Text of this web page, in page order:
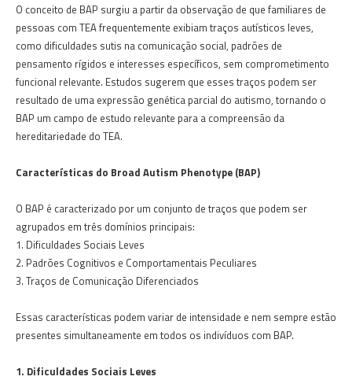
O conceito de BAP surgiu a partir da observação de que familiares de
pessoas com TEA frequentemente exibiam traços autísticos leves,
como dificuldades sutis na comunicação social, padrões de
pensamento rígidos e interesses específicos, sem comprometimento
funcional relevante. Estudos sugerem que esses traços podem ser
resultado de uma expressão genética parcial do autismo, tornando o
BAP um campo de estudo relevante para a compreensão da
hereditariedade do TEA.
Características do Broad Autism Phenotype (BAP)
O BAP é caracterizado por um conjunto de traços que podem ser
agrupados em três domínios principais:
1. Dificuldades Sociais Leves
2. Padrões Cognitivos e Comportamentais Peculiares
3. Traços de Comunicação Diferenciados
Essas características podem variar de intensidade e nem sempre estão
presentes simultaneamente em todos os indivíduos com BAP.
1. Dificuldades Sociais Leves